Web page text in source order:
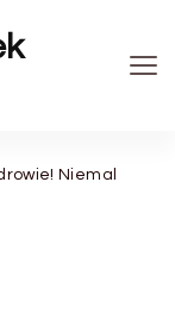
Niemal